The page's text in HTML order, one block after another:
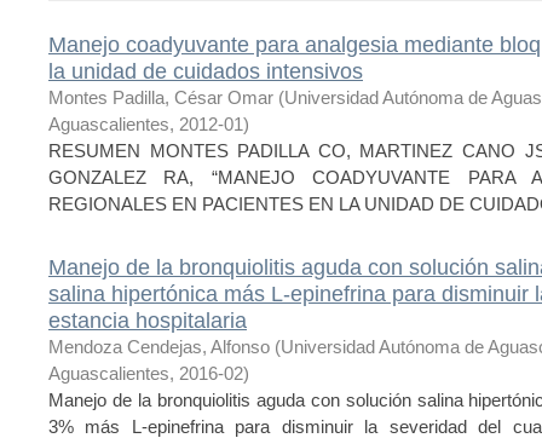
Manejo coadyuvante para analgesia mediante
la unidad de cuidados intensivos
Montes Padilla, César Omar (Universidad Autónoma de
Aguascalientes, 2012-01)
RESUMEN MONTES PADILLA CO, MARTINEZ CANO
GONZALEZ RA, “MANEJO COADYUVANTE PARA
REGIONALES EN PACIENTES EN LA UNIDAD DE
Manejo de la bronquiolitis aguda con solución
salina hipertónica más L-epinefrina para disminuir
estancia hospitalaria
Mendoza Cendejas, Alfonso (Universidad Autónoma de
Aguascalientes, 2016-02)
Manejo de la bronquiolitis aguda con solución salina
3% más L-epinefrina para disminuir la severidad del